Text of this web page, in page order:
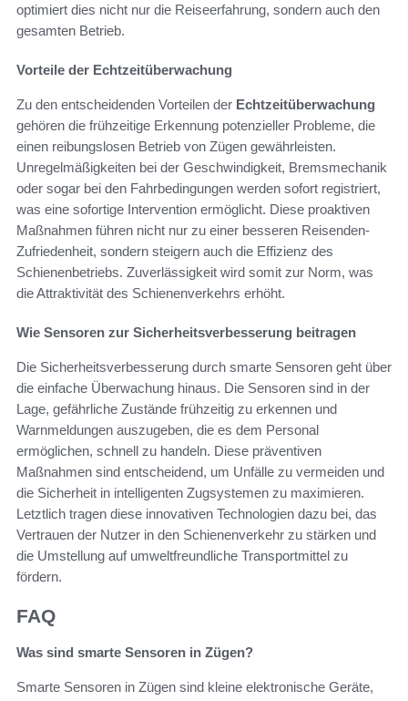
optimiert dies nicht nur die Reiseerfahrung, sondern auch den
gesamten Betrieb.
Vorteile der Echtzeitüberwachung
Zu den entscheidenden Vorteilen der Echtzeitüberwachung
gehören die frühzeitige Erkennung potenzieller Probleme, die
einen reibungslosen Betrieb von Zügen gewährleisten.
Unregelmäßigkeiten bei der Geschwindigkeit, Bremsmechanik
oder sogar bei den Fahrbedingungen werden sofort registriert,
was eine sofortige Intervention ermöglicht. Diese proaktiven
Maßnahmen führen nicht nur zu einer besseren Reisenden-
Zufriedenheit, sondern steigern auch die Effizienz des
Schienenbetriebs. Zuverlässigkeit wird somit zur Norm, was
die Attraktivität des Schienenverkehrs erhöht.
Wie Sensoren zur Sicherheitsverbesserung beitragen
Die Sicherheitsverbesserung durch smarte Sensoren geht über
die einfache Überwachung hinaus. Die Sensoren sind in der
Lage, gefährliche Zustände frühzeitig zu erkennen und
Warnmeldungen auszugeben, die es dem Personal
ermöglichen, schnell zu handeln. Diese präventiven
Maßnahmen sind entscheidend, um Unfälle zu vermeiden und
die Sicherheit in intelligenten Zugsystemen zu maximieren.
Letztlich tragen diese innovativen Technologien dazu bei, das
Vertrauen der Nutzer in den Schienenverkehr zu stärken und
die Umstellung auf umweltfreundliche Transportmittel zu
fördern.
FAQ
Was sind smarte Sensoren in Zügen?
Smarte Sensoren in Zügen sind kleine elektronische Geräte,